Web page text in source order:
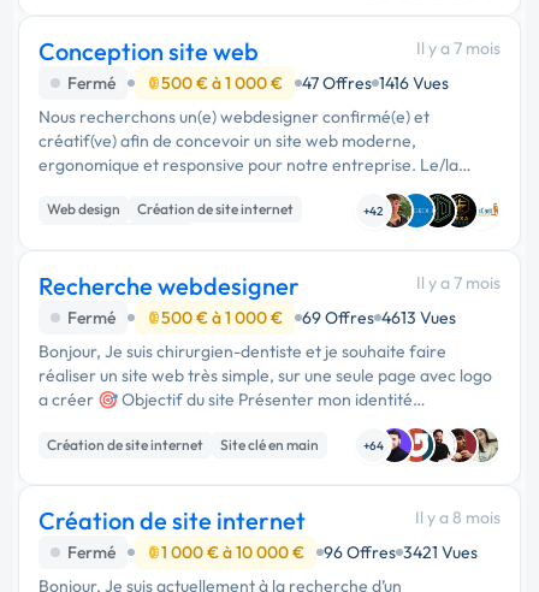
Conception site web
Il y a 7 mois
Fermé
500 € à 1 000 € 47 Offres 1416 Vues
Nous recherchons un(e) webdesigner confirmé(e) et
créatif(ve) afin de concevoir un site web moderne,
ergonomique et responsive pour notre entreprise. Le/la
candidat(e) retenu(e) aura pour mission de développer des
interfaces visuelles attractives, …
Web design
Création de site internet
+42
Recherche webdesigner
Il y a 7 mois
Fermé
500 € à 1 000 € 69 Offres 4613 Vues
Bonjour, Je suis chirurgien-dentiste et je souhaite faire
réaliser un site web très simple, sur une seule page avec logo
a créer 🎯 Objectif du site Présenter mon identité
professionnelle de façon claire et sobre, sans contenu
commercial ni descrip...
Création de site internet Site clé en main +64
Création de site internet
Il y a 8 mois
Fermé
1 000 € à 10 000 € 96 Offres 3421 Vues
Bonjour, Je suis actuellement à la recherche d’un